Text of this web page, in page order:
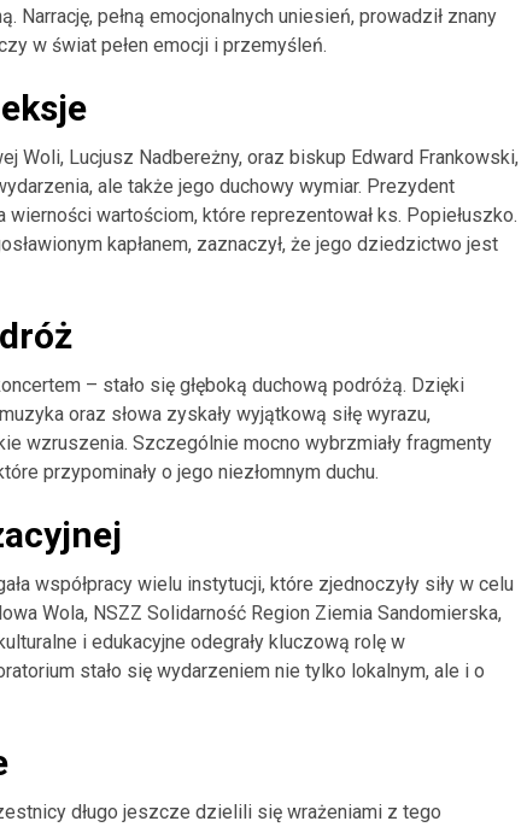
pełną emocjonalnych uniesień, prowadził znany
w świat pełen emocji i przemyśleń.
Woli, Lucjusz Nadbereżny, oraz biskup Edward Frankowski,
ale także jego duchowy wymiar. Prezydent
wartościom, które reprezentował ks. Popiełuszko.
kapłanem, zaznaczył, że jego dziedzictwo jest
– stało się głęboką duchową podróżą. Dzięki
oraz słowa zyskały wyjątkową siłę wyrazu,
wzruszenia. Szczególnie mocno wybrzmiały fragmenty
przypominały o jego niezłomnym duchu.
współpracy wielu instytucji, które zjednoczyły siły w celu
Wola, NSZZ Solidarność Region Ziemia Sandomierska,
i edukacyjne odegrały kluczową rolę w
stało się wydarzeniem nie tylko lokalnym, ale i o
długo jeszcze dzielili się wrażeniami z tego